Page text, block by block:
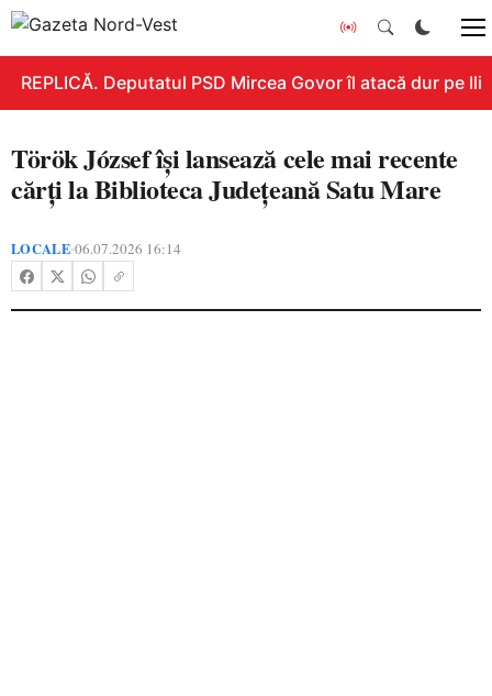
REPLICĂ. Deputatul PSD Mircea Govor îl atacă dur pe
Török József își lansează cele mai recente
cărți la Biblioteca Județeană Satu Mare
LOCALE•06.07.2026 16:14